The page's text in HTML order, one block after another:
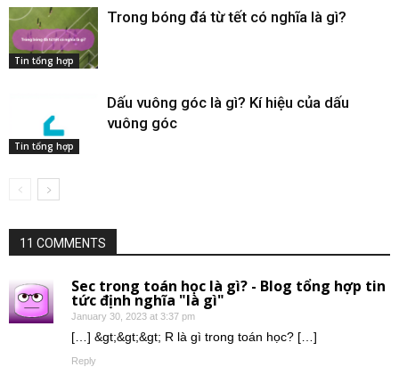
Tin tổng hợp
Trong bóng đá từ tết có nghĩa là gì​?
Tin tổng hợp
Dấu vuông góc​ là gì? Kí hiệu của dấu
vuông góc
11 COMMENTS
Sec trong toán học là gì? - Blog tổng hợp tin
tức định nghĩa "là gì"
January 30, 2023 at 3:37 pm
[…] &gt;&gt;&gt; R là gì trong toán học? […]
Reply